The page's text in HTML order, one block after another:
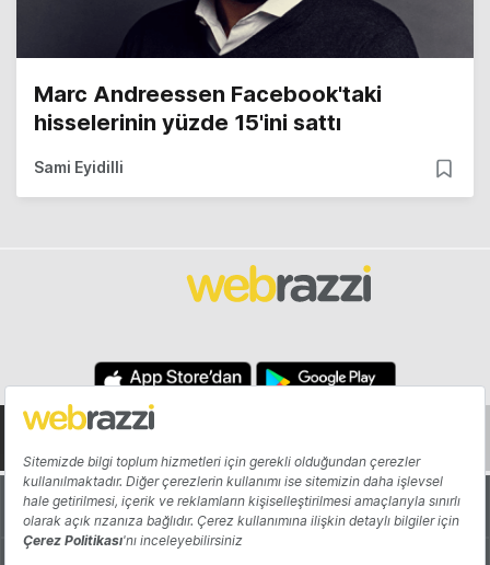
Marc Andreessen Facebook'taki
hisselerinin yüzde 15'ini sattı
Sami Eyidilli
Hakkında Yazarlar